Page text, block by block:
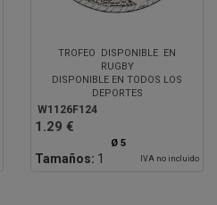
TROFEO DISPONIBLE EN
RUGBY
DISPONIBLE EN TODOS LOS
DEPORTES
W1126F124
1.29 €
Ø 5
Tamaños: 1 IVA no incluido